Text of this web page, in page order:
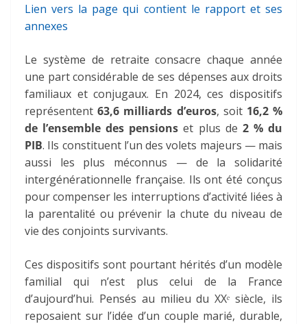
Lien vers la page qui contient le rapport et ses
annexes
Le système de retraite consacre chaque année
une part considérable de ses dépenses aux droits
familiaux et conjugaux. En 2024, ces dispositifs
représentent63,6 milliards d’euros, soit 16,2 %
de l’ensemble des pensions et plus de 2 % du
PIB. Ils constituent l’un des volets majeurs — mais
aussi les plus méconnus — de la solidarité
intergénérationnelle française. Ils ont été conçus
pour compenser les interruptions d’activité liées à
la parentalité ou prévenir la chute du niveau de
vie des conjoints survivants.
Ces dispositifs sont pourtant hérités d’un modèle
familial qui n’est plus celui de la France
d’aujourd’hui. Pensés au milieu du XXᵉ siècle, ils
reposaient sur l’idée d’un couple marié, durable,